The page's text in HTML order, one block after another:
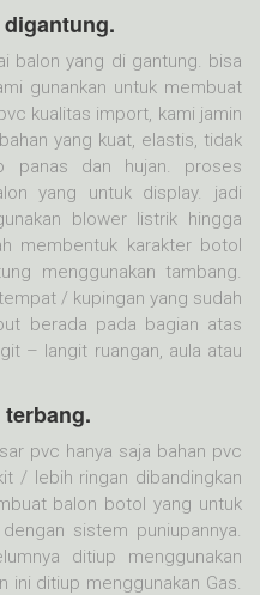
balon yang di gantung. bisa
gunankan untuk membuat
kualitas import, kami jamin
yang kuat, elastis, tidak
panas dan hujan. proses
yang untuk display. jadi
blower listrik hingga
membentuk karakter botol
menggunakan tambang.
/ kupingan yang sudah
berada pada bagian atas
– langit ruangan, aula atau
pvc hanya saja bahan pvc
/ lebih ringan dibandingkan
balon botol yang untuk
sistem puniupannya.
ditiup menggunakan
ini ditiup menggunakan Gas.